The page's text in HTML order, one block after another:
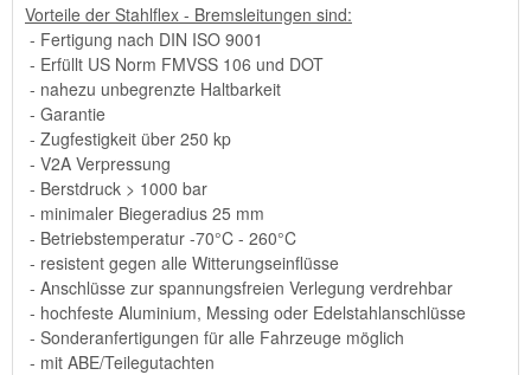
Vorteile der Stahlflex - Bremsleitungen sind:
- Fertigung nach DIN ISO 9001
- Erfüllt US Norm FMVSS 106 und DOT
- nahezu unbegrenzte Haltbarkeit
- Garantie
- Zugfestigkeit über 250 kp
- V2A Verpressung
- Berstdruck > 1000 bar
- minimaler Biegeradius 25 mm
- Betriebstemperatur -70°C - 260°C
- resistent gegen alle Witterungseinflüsse
- Anschlüsse zur spannungsfreien Verlegung verdrehbar
- hochfeste Aluminium, Messing oder Edelstahlanschlüsse
- Sonderanfertigungen für alle Fahrzeuge möglich
- mit ABE/Teilegutachten